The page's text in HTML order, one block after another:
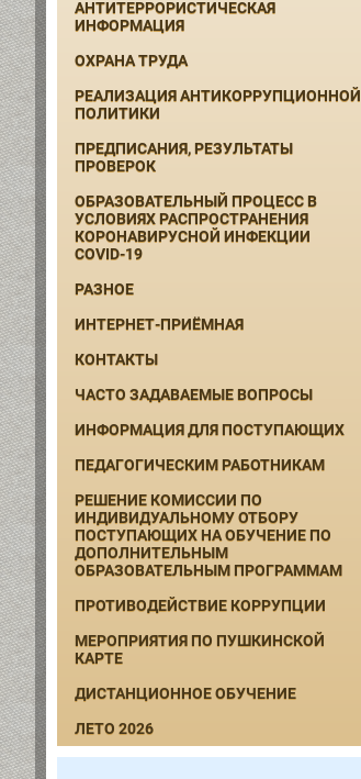
АНТИТЕРРОРИСТИЧЕСКАЯ
ИНФОРМАЦИЯ
ОХРАНА ТРУДА
РЕАЛИЗАЦИЯ АНТИКОРРУПЦИОННОЙ
ПОЛИТИКИ
ПРЕДПИСАНИЯ, РЕЗУЛЬТАТЫ
ПРОВЕРОК
ОБРАЗОВАТЕЛЬНЫЙ ПРОЦЕСС В
УСЛОВИЯХ РАСПРОСТРАНЕНИЯ
КОРОНАВИРУСНОЙ ИНФЕКЦИИ
COVID-19
РАЗНОЕ
ИНТЕРНЕТ-ПРИЁМНАЯ
КОНТАКТЫ
ЧАСТО ЗАДАВАЕМЫЕ ВОПРОСЫ
ИНФОРМАЦИЯ ДЛЯ ПОСТУПАЮЩИХ
ПЕДАГОГИЧЕСКИМ РАБОТНИКАМ
РЕШЕНИЕ КОМИССИИ ПО
ИНДИВИДУАЛЬНОМУ ОТБОРУ
ПОСТУПАЮЩИХ НА ОБУЧЕНИЕ ПО
ДОПОЛНИТЕЛЬНЫМ
ОБРАЗОВАТЕЛЬНЫМ ПРОГРАММАМ
ПРОТИВОДЕЙСТВИЕ КОРРУПЦИИ
МЕРОПРИЯТИЯ ПО ПУШКИНСКОЙ
КАРТЕ
ДИСТАНЦИОННОЕ ОБУЧЕНИЕ
ЛЕТО 2026